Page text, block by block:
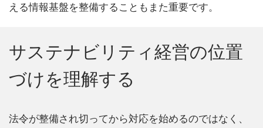
える情報基盤を整備することもまた重要です。
サステナビリティ経営の位置
づけを理解する
法令が整備され切ってから対応を始めるのではなく、